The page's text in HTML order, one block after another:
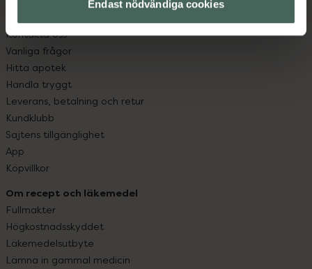
Endast nödvändiga cookies
Kontakta oss
Vanliga frågor
Hitta apotek
Handla tryggt
Leverans, betalning och retur
Kundklubb
Sajtens tillgänglighet
App
Köpvillkor
Om recept och läkemedel
Fullmakter
Högkostnadsskyddet
Läkemedelsutbyte
Lämna in gammal medicin